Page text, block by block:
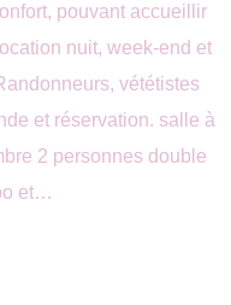
pouvant accueillir
nuit, week-end et
vététistes
et réservation. salle à
2 personnes double
et…